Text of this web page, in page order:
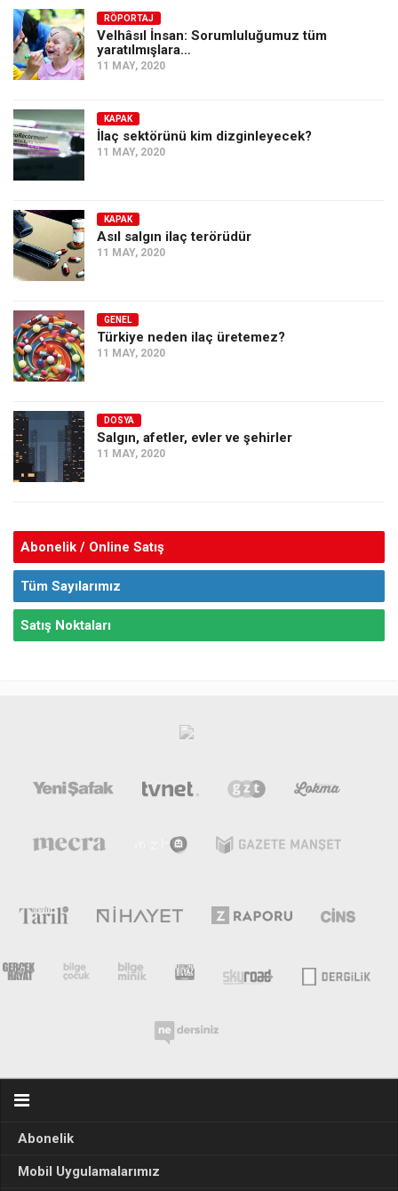
Avustralya
Tarih
Dosyalar
RÖPORTAJ
Velhâsıl İnsan: Sorumluluğumuz tüm
yaratılmışlara…
11 MAY, 2020
KAPAK
İlaç sektörünü kim dizginleyecek?
11 MAY, 2020
KAPAK
Asıl salgın ilaç terörüdür
11 MAY, 2020
GENEL
Türkiye neden ilaç üretemez?
11 MAY, 2020
DOSYA
Salgın, afetler, evler ve şehirler
11 MAY, 2020
Abonelik / Online Satış
Tüm Sayılarımız
Satış Noktaları
Abonelik
Mobil Uygulamalarımız